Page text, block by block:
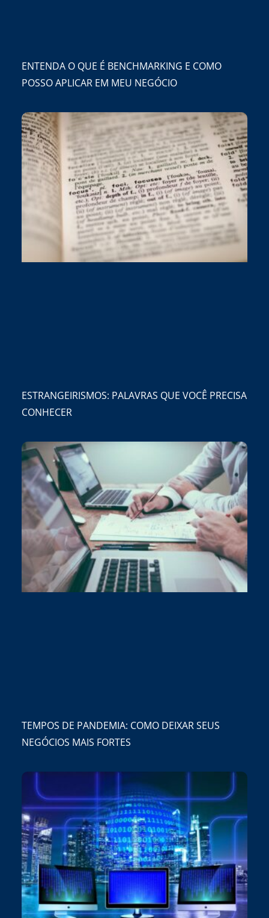
ENTENDA O QUE É BENCHMARKING E COMO
POSSO APLICAR EM MEU NEGÓCIO
ESTRANGEIRISMOS: PALAVRAS QUE VOCÊ PRECISA
CONHECER
TEMPOS DE PANDEMIA: COMO DEIXAR SEUS
NEGÓCIOS MAIS FORTES